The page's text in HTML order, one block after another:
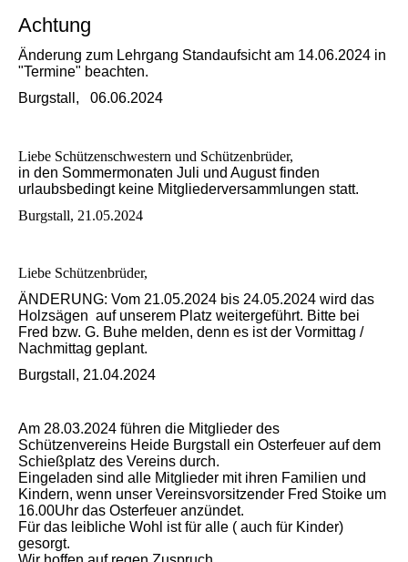
Achtung
Änderung zum Lehrgang Standaufsicht am 14.06.2024 in
"Termine" beachten.
Burgstall, 06.06.2024
Liebe Schützenschwestern und Schützenbrüder,
in den Sommermonaten Juli und August finden
urlaubsbedingt keine Mitgliederversammlungen statt.
Burgstall, 21.05.2024
Liebe Schützenbrüder,
ÄNDERUNG: Vom 21.05.2024 bis 24.05.2024 wird das
Holzsägen auf unserem Platz weitergeführt. Bitte bei
Fred bzw. G. Buhe melden, denn es ist der Vormittag /
Nachmittag geplant.
Burgstall, 21.04.2024
Am 28.03.2024 führen die Mitglieder des
Schützenvereins Heide Burgstall ein Osterfeuer auf dem
Schießplatz des Vereins durch.
Eingeladen sind alle Mitglieder mit ihren Familien und
Kindern, wenn unser Vereinsvorsitzender Fred Stoike um
16.00Uhr das Osterfeuer anzündet.
Für das leibliche Wohl ist für alle ( auch für Kinder)
gesorgt.